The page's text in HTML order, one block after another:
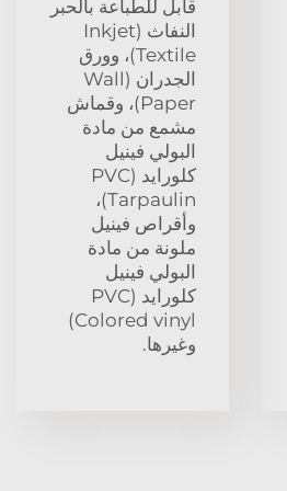
قابل للطباعة بالحبر
النفاث (Inkjet
Textile)، وورق
الجدران (Wall
Paper)، وقماش
مشمع من مادة
البولي فينيل
كلورايد (PVC
Tarpaulin)،
وأقراص فينيل
ملونة من مادة
البولي فينيل
كلورايد (PVC
Colored vinyl)
وغيرها.